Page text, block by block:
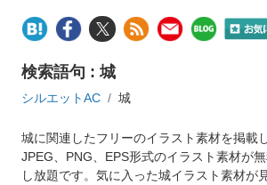
検索語句 : 城
シルエットAC 城
城に関連したフリーのイラスト素材を掲載
JPEG、PNG、EPS形式のイラスト素材が
し放題です。気に入った城イラスト素材が